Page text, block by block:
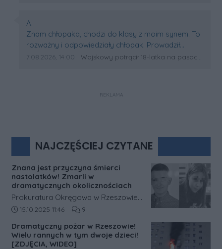
Autor komentarza:
A.
Treść komentarza:
Znam chłopaka, chodzi do klasy z moim synem. To
rozważny i odpowiedziały chłopak. Prowadził
rower, nie wtargnął na pasy. Brawura kierowcy
Data dodania komentarza:
7.08.2026, 14:00 Źródło komentarza:
Wojskowy potrącił 18-latka na pasach w Wólce Sokołowskiej. Na miejscu lądował śmigłowiec LPR
REKLAMA
NAJCZĘŚCIEJ CZYTANE
Znana jest przyczyna śmierci
nastolatków! Zmarli w
dramatycznych okolicznościach
Prokuratura Okręgowa w Rzeszowie
podała nowe informacje dotyczące
dwojga nastolatków – 14-letniej Mai i
15-letniego Wiktora.
Data dodania artykułu:
15.10.2025 11:46 Liczba komentarzy artykułu:
9
Dramatyczny pożar w Rzeszowie!
Wielu rannych w tym dwoje dzieci!
[ZDJĘCIA, WIDEO]